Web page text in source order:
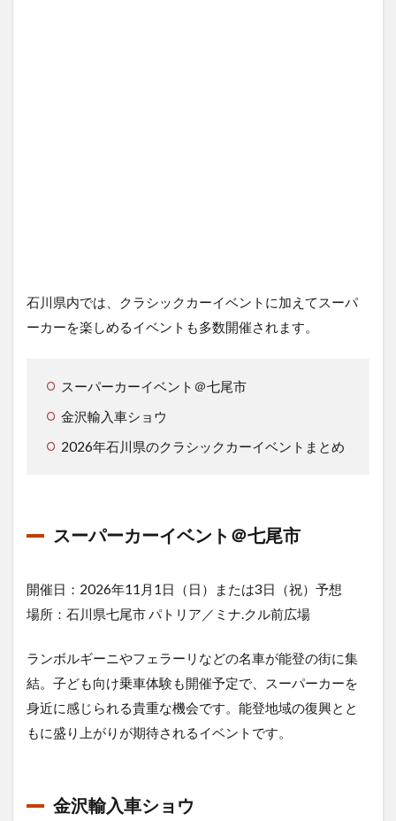
石川県内では、クラシックカーイベントに加えてスーパ
ーカーを楽しめるイベントも多数開催されます。
スーパーカーイベント＠七尾市
金沢輸入車ショウ
2026年石川県のクラシックカーイベントまとめ
スーパーカーイベント＠七尾市
開催日：2026年11月1日（日）または3日（祝）予想
場所：石川県七尾市 パトリア／ミナ.クル前広場
ランボルギーニやフェラーリなどの名車が能登の街に集
結。子ども向け乗車体験も開催予定で、スーパーカーを
身近に感じられる貴重な機会です。能登地域の復興とと
もに盛り上がりが期待されるイベントです。
金沢輸入車ショウ